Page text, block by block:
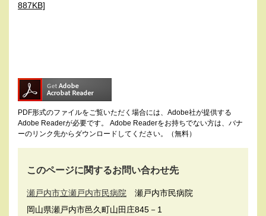
887KB]
PDF形式のファイルをご覧いただく場合には、Adobe社が提供する
Adobe Readerが必要です。
Adobe Readerをお持ちでない方は、バナ
ーのリンク先からダウンロードしてください。（無料）
このページに関するお問い合わせ先
瀬戸内市立瀬戸内市民病院
瀬戸内市民病院
岡山県瀬戸内市邑久町山田庄845－1